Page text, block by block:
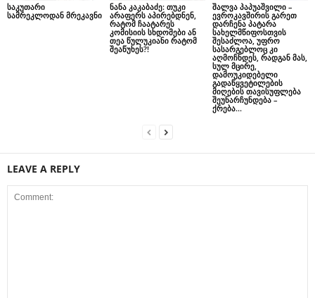
საკუთარი
სამრეკლოდან მრეკავნი
ნანა კაკაბაძე: თუკი
არაფერს აპირებდნენ,
რატომ ჩაატარეს
კომისიის სხდომები ან
თეა წულუკიანი რატომ
შეაწუხეს?!
შალვა პაპუაშვილი –
ევროკავშირის გარეთ
დარჩენა პატარა
სახელმწიფოსთვის
შესაძლოა, უფრო
სასარგებლოც კი
აღმოჩნდეს, რადგან მას,
სულ მცირე,
დამოუკიდებელი
გადაწყვეტილების
მიღების თავისუფლება
შეუნარჩუნდება –
ქრება...
LEAVE A REPLY